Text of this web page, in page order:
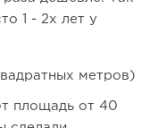
1 - 2х лет у
метров)
площадь от 40